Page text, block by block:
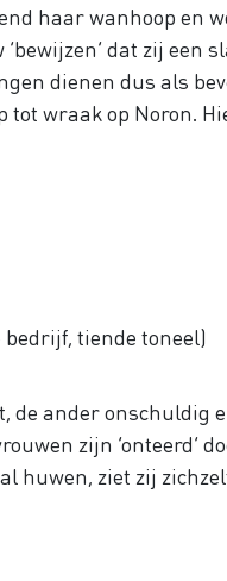
haar wanhoop en
dat zij een
dienen dus als
wraak op Noron.
leger
bedrijf, tiende toneel)
de ander onschuldig
zijn ‘onteerd’
huwen, ziet zij